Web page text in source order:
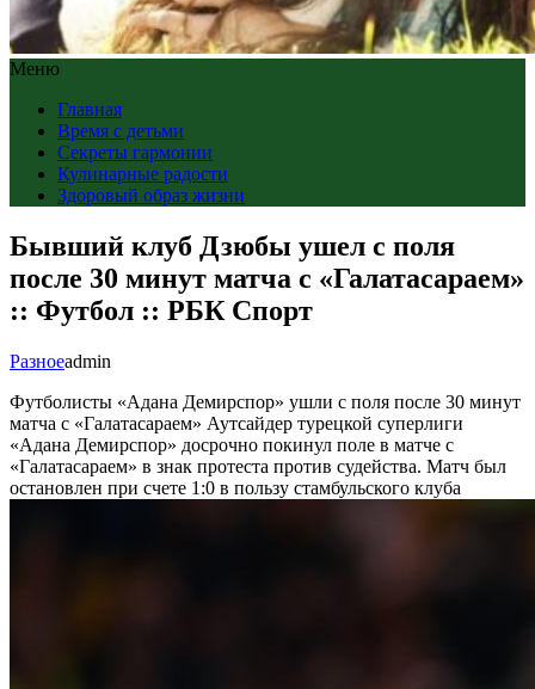
Меню
Главная
Время с детьми
Секреты гармонии
Кулинарные радости
Здоровый образ жизни
Бывший клуб Дзюбы ушел с поля
после 30 минут матча с «Галатасараем»
:: Футбол :: РБК Спорт
Разноеadmin
Футболисты «Адана Демирспор» ушли с поля после 30 минут
матча с «Галатасараем» Аутсайдер турецкой суперлиги
«Адана Демирспор» досрочно покинул поле в матче с
«Галатасараем» в знак протеста против судейства. Матч был
остановлен при счете 1:0 в пользу стамбульского клуба